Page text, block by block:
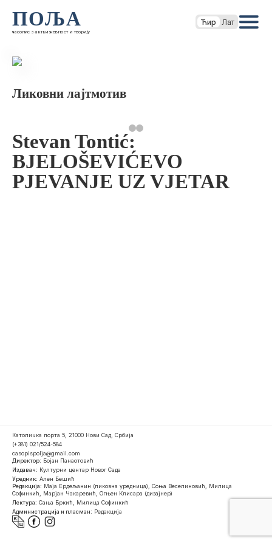
ПОЉА
часопис за књижевност и теорију
Ћир Лат
Ликовни лајтмотив
Stevan Tontić:
BJELOŠEVIĆEVO
PJEVANJE UZ VJETAR
Католичка порта 5, 21000 Нови Сад, Србија
(+381) 021/524-584
casopispolja@gmail.com
Директор: Бојан Панаотовић
Издавач: Културни центар Новог Сада
Уредник: Ален Бешић
Редакција: Маја Ердељанин (ликовна уредница), Соња Веселиновић, Милица
Софинкић, Марјан Чакаревић, Огњен Клисара (дизајнер)
Лектура: Сања Бркић, Милица Софинкић
Администрација и пласман: Редакција